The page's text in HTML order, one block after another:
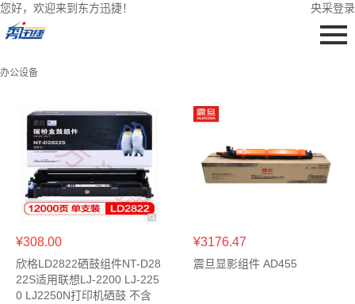
您好，欢迎来到东方迅捷！ 央采登录
办公设备
¥308.00
欣格LD2822硒鼓组件NT-D28
22S适用联想LJ-2200 LJ-225
0 LJ2250N打印机硒鼓 不含
¥3176.47
震旦显影组件 AD455